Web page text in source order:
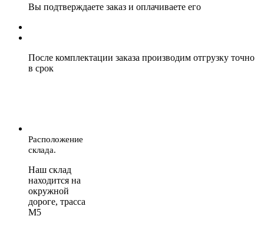
Вы подтверждаете заказ и оплачиваете его
После комплектации заказа производим отгрузку точно
в срок
Расположение
склада.
Наш склад
находится на
окружной
дороге, трасса
М5